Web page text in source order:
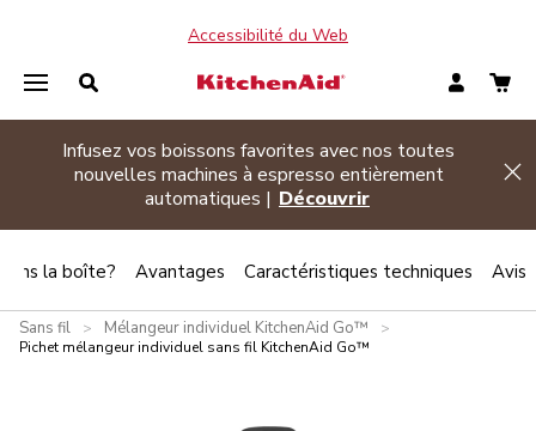
Accessibilité du Web
Infusez vos boissons favorites avec nos toutes
nouvelles machines à espresso entièrement
automatiques | Découvrir
Sans fil > Mélangeur individuel KitchenAid Go™
>
Pichet mélangeur individuel sans fil KitchenAid Go™
la boîte? Avantages Caractéristiques techniques Avis